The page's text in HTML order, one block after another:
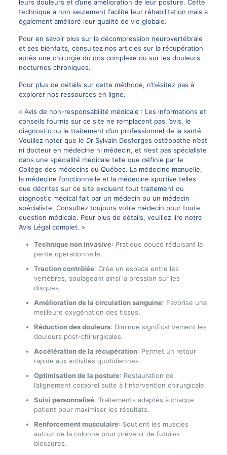
leurs douleurs et d’une amélioration de leur posture. Cette
technique a non seulement facilité leur réhabilitation mais a
également amélioré leur qualité de vie globale.
Pour en savoir plus sur la décompression neurovertébrale
et ses bienfaits, consultez nos articles sur la récupération
après une chirurgie du dos complexe ou sur les douleurs
nocturnes chroniques.
Pour plus de détails sur cette méthode, n’hésitez pas à
explorer nos ressources en ligne.
« Avis de non-responsabilité médicale : Les informations et
conseils fournis sur ce site ne remplacent pas l’avis, le
diagnostic ou le traitement d’un professionnel de la santé.
Veuillez noter que le Dr Sylvain Desforges ostéopathe n’est
ni docteur en médecine ni médecin, et n’est pas spécialiste
dans une spécialité médicale telle que définie par le
Collège des médecins du Québec. La médecine manuelle,
la médecine fonctionnelle et la médecine sportive telles
que décrites sur ce site excluent tout traitement ou
diagnostic médical fait par un médecin ou un médecin
spécialiste. Consultez toujours votre médecin pour toute
question médicale. Pour plus de détails, veuillez lire notre
Avis Légal complet. »
Technique non invasive: Pratique douce réduisant la
pente opérationnelle.
Traction contrôlée: Crée un espace entre les
vertèbres, soulageant ainsi la pression sur les
disques.
Amélioration de la circulation sanguine: Favorise une
meilleure oxygénation des tissus.
Réduction des douleurs: Diminue significativement les
douleurs post-chirurgicales.
Accélération de la récupération: Permet un retour
rapide aux activités quotidiennes.
Optimisation de la posture: Restauration de
l’alignement corporel suite à l’intervention chirurgicale.
Suivi personnalisé: Traitements adaptés à chaque
patient pour maximiser les résultats.
Renforcement musculaire: Soutient les muscles
autour de la colonne pour prévenir de futures
blessures.